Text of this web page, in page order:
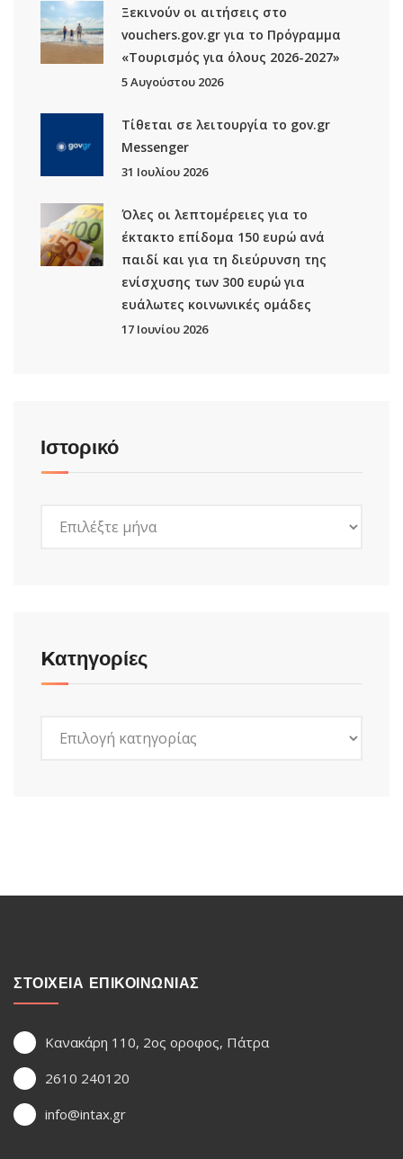
Ξεκινούν οι αιτήσεις στο
vouchers.gov.gr για το Πρόγραμμα
«Τουρισμός για όλους 2026-2027»
5 Αυγούστου 2026
Τίθεται σε λειτουργία το gov.gr
Μessenger
31 Ιουλίου 2026
Όλες οι λεπτομέρειες για το
έκτακτο επίδομα 150 ευρώ ανά
παιδί και για τη διεύρυνση της
ενίσχυσης των 300 ευρώ για
ευάλωτες κοινωνικές ομάδες
17 Ιουνίου 2026
Ιστορικό
Kατηγορίες
ΣΤΟΙΧΕΙΑ ΕΠΙΚΟΙΝΩΝΙΑΣ
Κανακάρη 110, 2ος οροφος, Πάτρα
2610 240120
info@intax.gr